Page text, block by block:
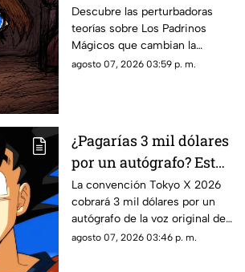
perturbadoras teorías y
las hipótesis más
oscuras sobre Los
Padrinos Mágicos
Descubre las perturbadoras
teorías sobre Los Padrinos
Mágicos que cambian la
historia de Timmy Turner y el
agosto 07, 2026 03:59 p. m.
¿Pagarías 3 mil dólares
por un autógrafo? Esto
cobra quien da voz a
Goku e indigna a los
fans
La convención Tokyo X 2026
cobrará 3 mil dólares por un
autógrafo de la voz original de
Goku en Dragon Ball. Fans
agosto 07, 2026 03:46 p. m.